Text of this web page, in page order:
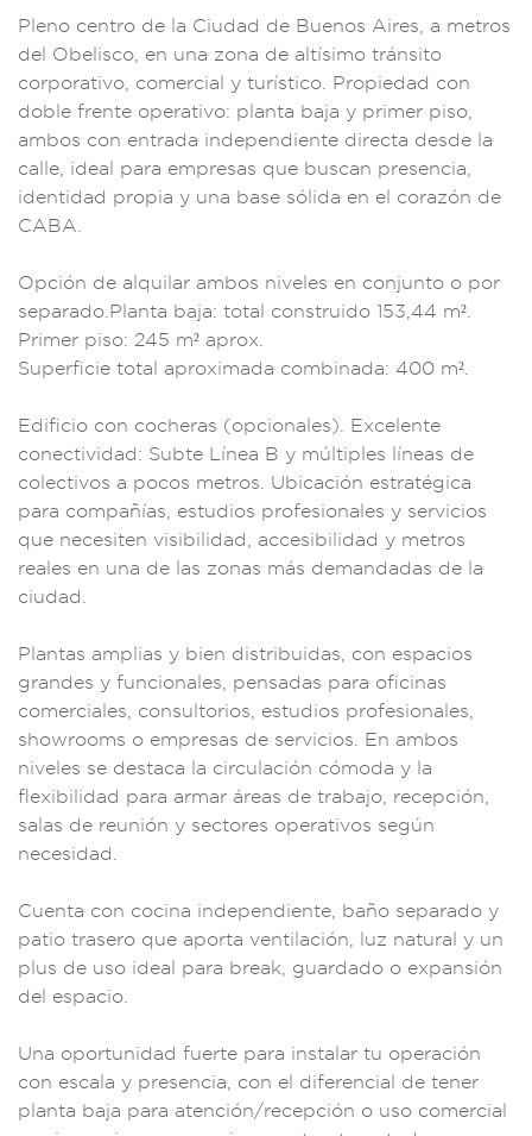
Pleno centro de la Ciudad de Buenos Aires, a metros
del Obelisco, en una zona de altísimo tránsito
corporativo, comercial y turístico. Propiedad con
doble frente operativo: planta baja y primer piso,
ambos con entrada independiente directa desde la
calle, ideal para empresas que buscan presencia,
identidad propia y una base sól ida en el corazón de
CABA.
Opción de alquilar ambos niveles en conjunto o por
separado.P lanta baja: total construido 153,44 m².
Primer piso: 245 m² aprox.
Superficie total aproximada combinada: 400 m².
Edificio con cocheras (opcionales). Excelente
conectividad: Subte Línea B y múltiples líneas de
colectivos a pocos metros. Ubicación estratégica
para compañías, estudios profesional es y servicios
que necesiten visibilidad, accesibilidad y metros
reales en una de las zonas más demandadas de la
ciudad.
P lantas amplias y bien distribuidas, con espacios
grandes y funcionales, pensadas para oficinas
comerciales, consul torios, estudios profesionales,
showrooms o empresas de servicios. En ambos
niveles se destaca la circulación cómoda y la
flexibilidad para armar áreas de trabajo, recepción,
salas de reunión y sectores operativos según
necesidad.
Cuenta con cocina independiente, baño separado y
patio trasero que aporta ventilación, luz natural y un
plus de uso ideal para break, guardado o expansión
del espacio.
Una oportunidad fuerte para instalar tu operación
con escala y presencia, con el diferencial de tener
planta baja para atención/recepción o uso comercial